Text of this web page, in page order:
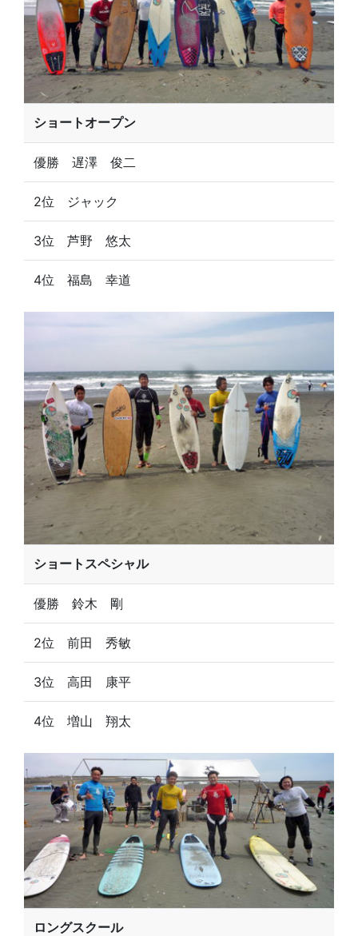
ショートオープン
優勝 遅澤 俊二
2位 ジャック
3位 芦野 悠太
4位 福島 幸道
ショートスペシャル
優勝 鈴木 剛
2位 前田 秀敏
3位 高田 康平
4位 増山 翔太
ロングスクール